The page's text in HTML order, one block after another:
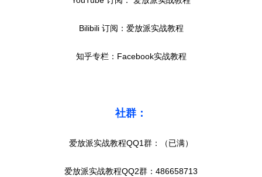
Bilibili 订阅：爱放派实战教程
知乎专栏：Facebook实战教程
社群：
爱放派实战教程QQ1群：（已满）
爱放派实战教程QQ2群：486658713